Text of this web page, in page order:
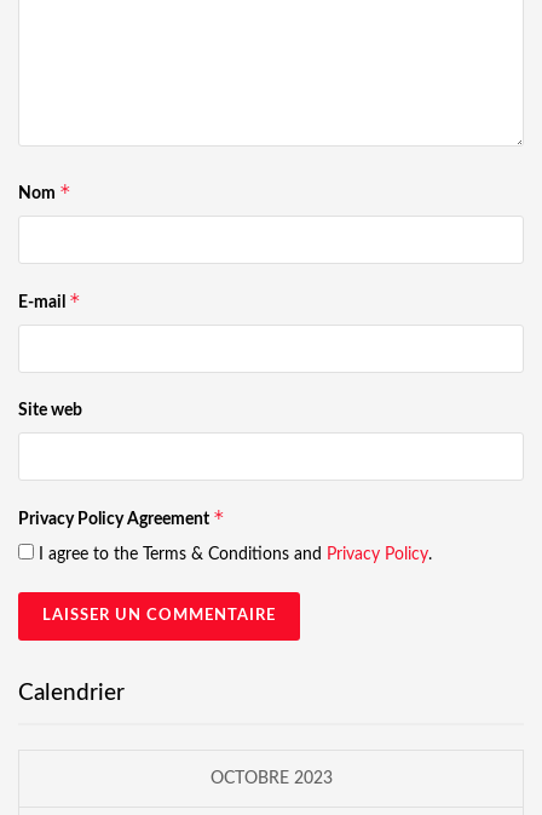
Nom *
E-mail *
Site web
Privacy Policy Agreement *
I agree to the Terms & Conditions and Privacy Policy.
Calendrier
OCTOBRE 2023